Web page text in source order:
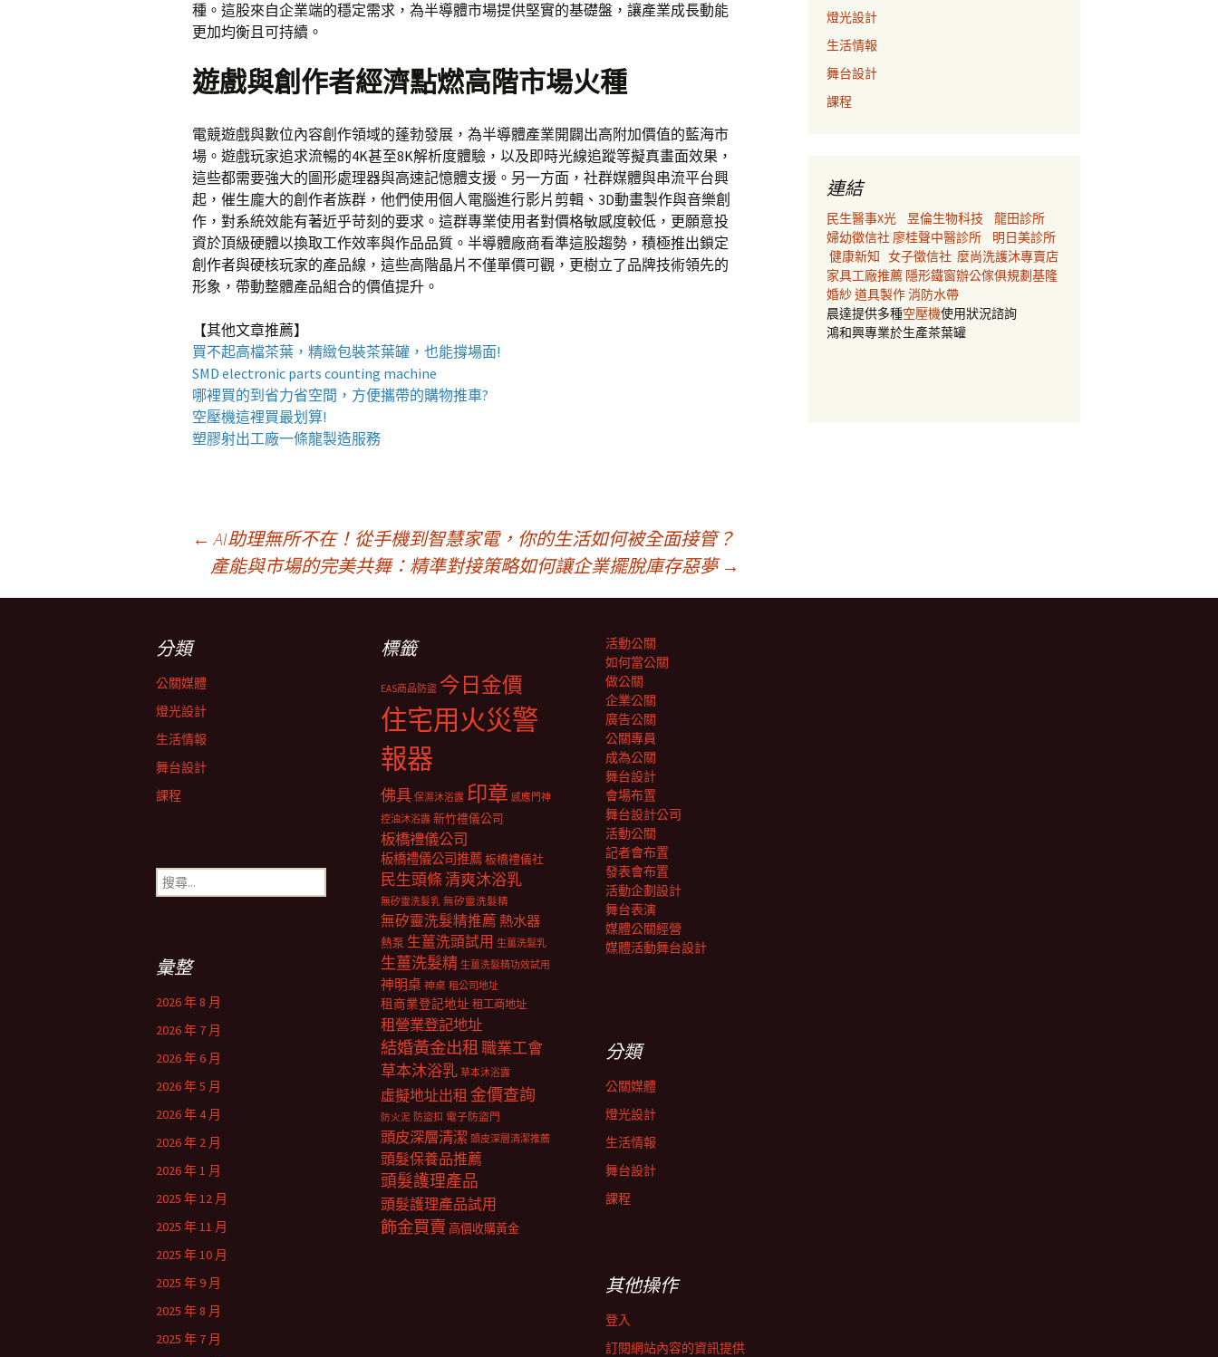
種。這股來自企業端的穩定需求，為半導體市場提供堅實的基礎盤，讓產業成長動能
更加均衡且可持續。
遊戲與創作者經濟點燃高階市場火種
電競遊戲與數位內容創作領域的蓬勃發展，為半導體產業開闢出高附加價值的藍海市
場。遊戲玩家追求流暢的4K甚至8K解析度體驗，以及即時光線追蹤等擬真畫面效果，
這些都需要強大的圖形處理器與高速記憶體支援。另一方面，社群媒體與串流平台興
起，催生龐大的創作者族群，他們使用個人電腦進行影片剪輯、3D動畫製作與音樂創
作，對系統效能有著近乎苛刻的要求。這群專業使用者對價格敏感度較低，更願意投
資於頂級硬體以換取工作效率與作品品質。半導體廠商看準這股趨勢，積極推出鎖定
創作者與硬核玩家的產品線，這些高階晶片不僅單價可觀，更樹立了品牌技術領先的
形象，帶動整體產品組合的價值提升。
【其他文章推薦】
買不起高檔茶葉，精緻包裝茶葉罐 ，也能撐場面!
SMD electronic parts counting machine
哪裡買的到省力省空間，方便攜帶的購物推車?
空壓機這裡買最划算!
塑膠射出工廠一條龍製造服務
章
← AI助理無所不在！從手機到智慧家電，你的生活如何被全面接管？
產能與市場的完美共舞：精準對接策略如何讓企業擺脫庫存惡夢 →
燈光設計
生活情報
舞台設計
課程
連結
民生醫事X光 昱倫生物科技
龍田診所
婦幼徵信社 廖桂聲中醫診所
明日美診所
健康新知 女子徵信社 麼尚洗護沐專賣店
家具工廠推薦 隱形鐵窗辦公傢俱規劃基隆
婚紗道具製作消防水帶
晨達提供多種空壓機使用狀況諮詢
鴻和興專業於生產茶葉罐
分類
公關媒體
燈光設計
生活情報
舞台設計
課程
標籤
EAS商品防盜 今日金價
住宅用火災警
報器
佛具 保濕沐浴露 印章 感應門神
控油沐浴露 新竹禮儀公司
板橋禮儀公司
板橋禮儀公司推薦板橋禮儀社
民生頭條清爽沐浴乳
無矽靈洗髮乳 無矽靈洗髮精
無矽靈洗髮精推薦 熱水器
熱泵 生薑洗頭試用 生薑洗髮乳
生薑洗髮精 生薑洗髮精功效試用
神明桌 神桌 租公司地址
租商業登記地址 租工商地址
租營業登記地址
結婚黃金出租職業工會
草本沐浴乳 草本沐浴露
虛擬地址出租 金價查詢
防火泥 防盜扣 電子防盜門
頭皮深層清潔 頭皮深層清潔推薦
頭髮保養品推薦
頭髮護理產品
頭髮護理產品試用
飾金買賣 高價收購黃金
活動公關
如何當公關
做公關
企業公關
廣告公關
公關專員
成為公關
舞台設計
會場布置
舞台設計公司
活動公關
記者會布置
發表會布置
活動企劃設計
舞台表演
媒體公關經營
媒體活動舞台設計
搜
尋
彙整
2026 年 8 月
2026 年 7 月
2026 年 6 月
2026 年 5 月
2026 年 4 月
2026 年 2 月
2026 年 1 月
2025 年 12 月
2025 年 11 月
2025 年 10 月
2025 年 9 月
2025 年 8 月
2025 年 7 月
分類
公關媒體
燈光設計
生活情報
舞台設計
課程
其他操作
登入
訂閱網站內容的資訊提供